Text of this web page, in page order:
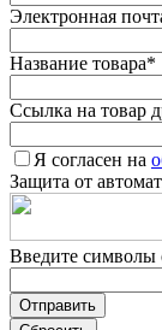
Электронная
Название товара*
Ссылка на товар
Я согласен на
Защита от
Введите символы